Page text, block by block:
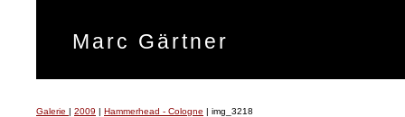
Marc Gärtner
Galerie | 2009 | Hammerhead - Cologne | img_3218